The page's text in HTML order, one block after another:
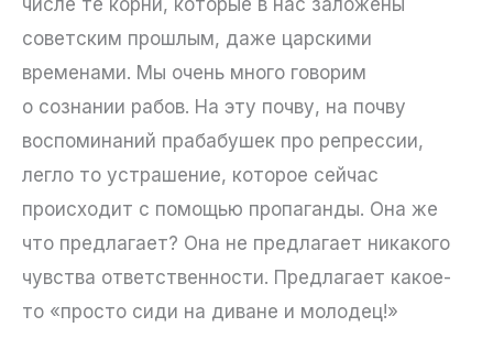
советским прошлым, даже царскими
временами. Мы очень много говорим
о сознании рабов. На эту почву, на почву
воспоминаний прабабушек про репрессии,
легло то устрашение, которое сейчас
происходит с помощью пропаганды. Она же
что предлагает? Она не предлагает никакого
чувства ответственности. Предлагает какое-
то «просто сиди на диване и молодец!»